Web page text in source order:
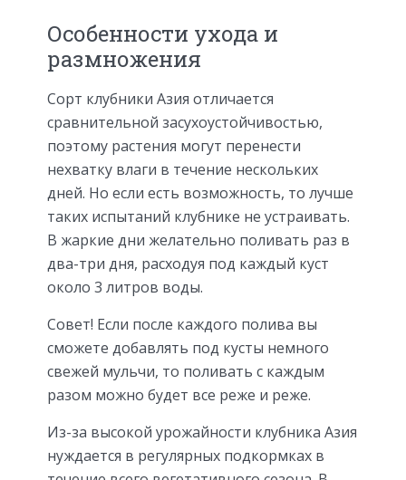
Особенности ухода и
размножения
Сорт клубники Азия отличается
сравнительной засухоустойчивостью,
поэтому растения могут перенести
нехватку влаги в течение нескольких
дней. Но если есть возможность, то лучше
таких испытаний клубнике не устраивать.
В жаркие дни желательно поливать раз в
два-три дня, расходуя под каждый куст
около 3 литров воды.
Совет! Если после каждого полива вы
сможете добавлять под кусты немного
свежей мульчи, то поливать с каждым
разом можно будет все реже и реже.
Из-за высокой урожайности клубника Азия
нуждается в регулярных подкормках в